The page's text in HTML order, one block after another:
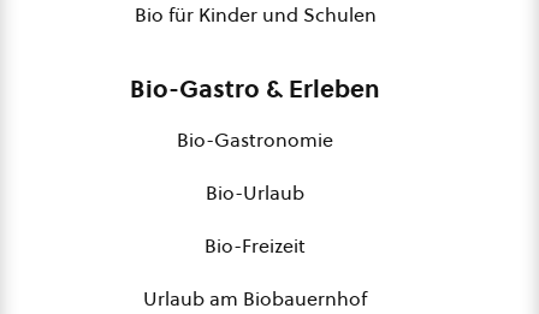
Bio für Kinder und Schulen
Bio-Gastro & Erleben
Bio-Gastronomie
Bio-Urlaub
Bio-Freizeit
Urlaub am Biobauernhof